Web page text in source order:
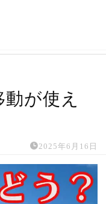
が使え
2025年6月16日